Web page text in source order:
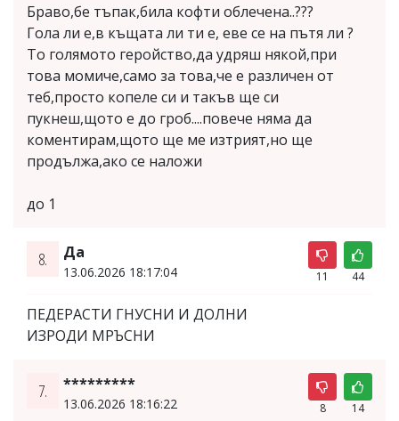
Браво,бе тъпак,била кофти облечена..???
Гола ли е,в къщата ли ти е, еве се на пътя ли ?
То голямото геройство,да удряш някой,при
това момиче,само за това,че е различен от
теб,просто копеле си и такъв ще си
пукнеш,щото е до гроб....повече няма да
коментирам,щото ще ме изтрият,но ще
продължа,ако се наложи
до 1
8. Да
13.06.2026 18:17:04 11 44
ПЕДЕРАСТИ ГНУСНИ И ДОЛНИ
ИЗРОДИ МРЪСНИ
7. *********
13.06.2026 18:16:22 8 14